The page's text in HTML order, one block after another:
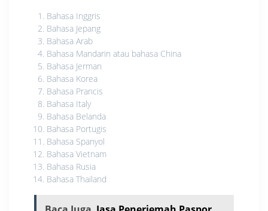
Bahasa Inggris
Bahasa Jepang
Bahasa Arab
Bahasa Mandarin atau bahasa China
Bahasa Jerman
Bahasa Korea
Bahasa Prancis
Bahasa Italy
Bahasa Belanda
Bahasa Portugis
Bahasa Spanyol
Bahasa Vietnam
Bahasa Rusia
Bahasa Thailand